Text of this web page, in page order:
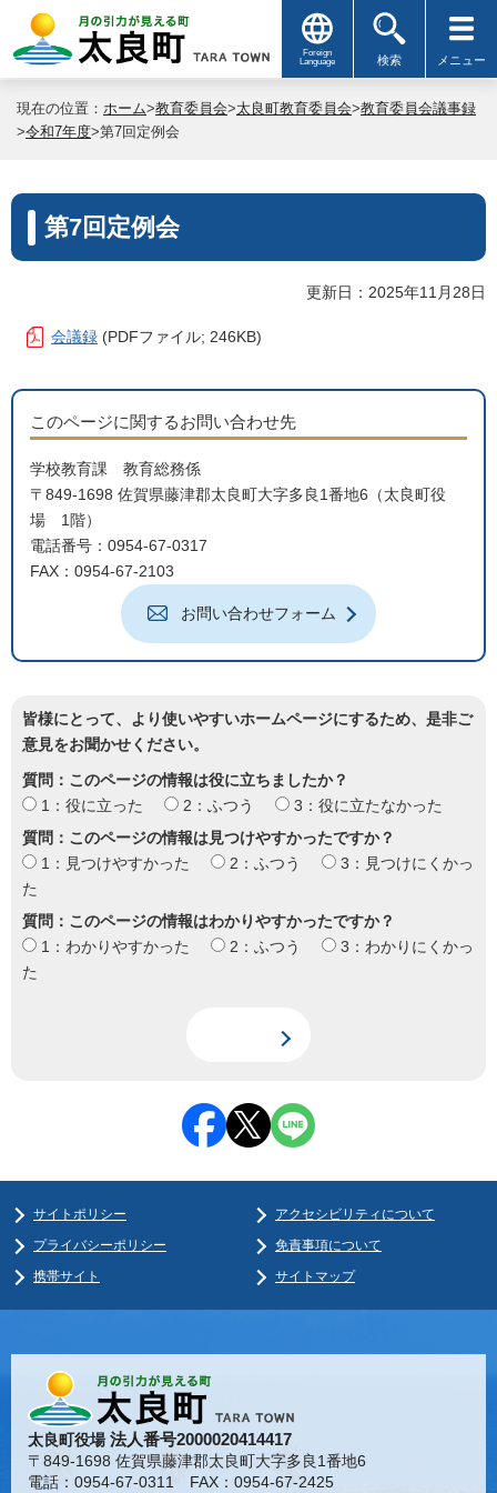
Foreign
Language
検索 メニュー
現在の位置： ホーム>教育委員会>太良町教育委員会>教育委員会議事録
>令和7年度>第7回定例会
第7回定例会
更新日：2025年11月28日
会議録 (PDFファイル; 246KB)
このページに関するお問い合わせ先
学校教育課 教育総務係
〒849-1698 佐賀県藤津郡太良町大字多良1番地6（太良町役
場 1階）
電話番号：0954-67-0317
FAX：0954-67-2103
お問い合わせフォーム
皆様にとって、より使いやすいホームページにするため、是非ご
意見をお聞かせください。
質問：このページの情報は役に立ちましたか？
1：役に立った
2：ふつう
3：役に立たなかった
質問：このページの情報は見つけやすかったですか？
1：見つけやすかった
2：ふつう
3：見つけにくかっ
た
質問：このページの情報はわかりやすかったですか？
1：わかりやすかった
2：ふつう
3：わかりにくかっ
た
サイトポリシー
アクセシビリティについて
プライバシーポリシー
免責事項について
携帯サイト
サイトマップ
太良町役場法人番号2000020414417
〒849-1698 佐賀県藤津郡太良町大字多良1番地6
電話：0954-67-0311 FAX：0954-67-2425